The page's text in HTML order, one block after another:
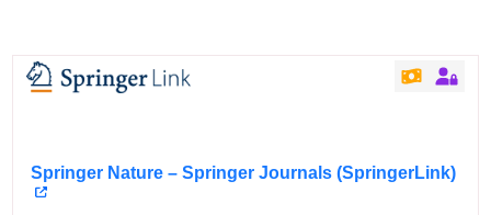
Springer Nature – Springer Journals (SpringerLink)